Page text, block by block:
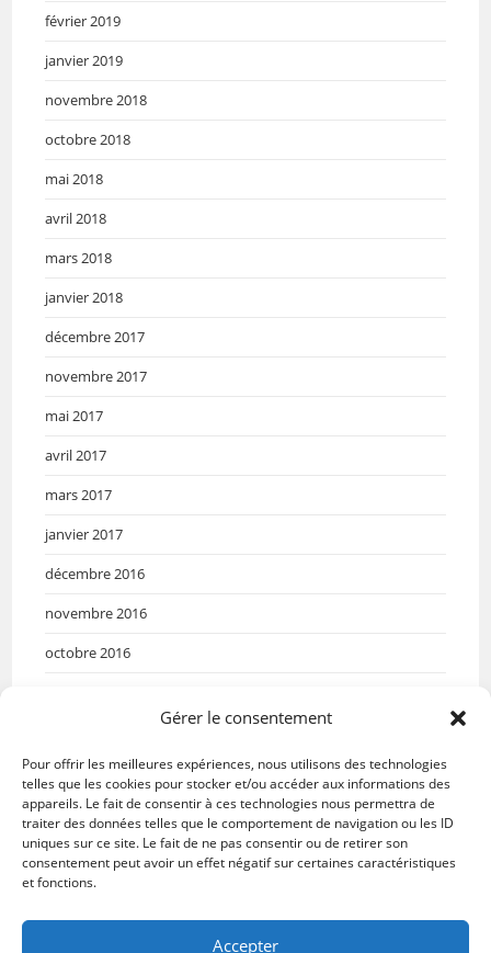
Gérer le consentement
Pour offrir les meilleures expériences, nous utilisons des technologies
telles que les cookies pour stocker et/ou accéder aux informations des
appareils. Le fait de consentir à ces technologies nous permettra de
traiter des données telles que le comportement de navigation ou les ID
uniques sur ce site. Le fait de ne pas consentir ou de retirer son
consentement peut avoir un effet négatif sur certaines caractéristiques
et fonctions.
Accepter
février 2019
janvier 2019
novembre 2018
octobre 2018
mai 2018
avril 2018
mars 2018
janvier 2018
décembre 2017
novembre 2017
mai 2017
avril 2017
mars 2017
janvier 2017
décembre 2016
novembre 2016
octobre 2016
avril 2016
mars 2016
janvier 2016